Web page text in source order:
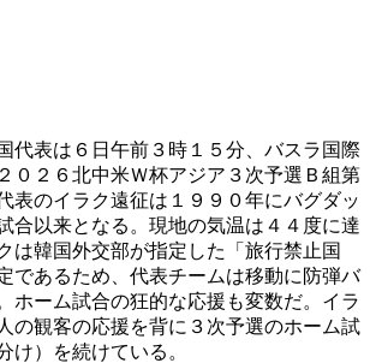
代表は６日午前３時１５分、バスラ国際
０２６北中米Ｗ杯アジア３次予選Ｂ組第
表のイラク遠征は１９９０年にバグダッ
合以来となる。現地の気温は４４度に達
は韓国外交部が指定した「旅行禁止国
であるため、代表チームは移動に防弾バ
ホーム試合の狂的な応援も変数だ。イラ
の観客の応援を背に３次予選のホーム試
け）を続けている。